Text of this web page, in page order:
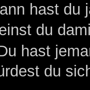
hast du
du
hast
du